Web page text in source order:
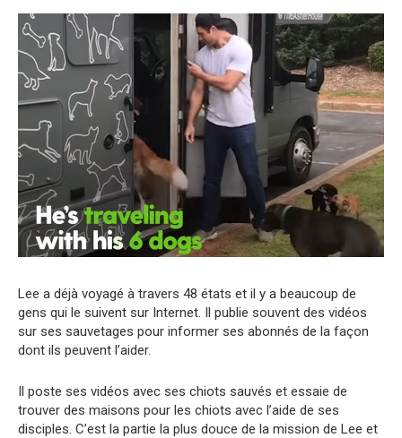
Lee a déjà voyagé à travers 48 états et il y a beaucoup de
gens qui le suivent sur Internet. Il publie souvent des vidéos
sur ses sauvetages pour informer ses abonnés de la façon
dont ils peuvent l’aider.
Il poste ses vidéos avec ses chiots sauvés et essaie de
trouver des maisons pour les chiots avec l’aide de ses
disciples. C’est la partie la plus douce de la mission de Lee et